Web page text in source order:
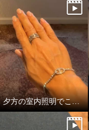
夕方の室内照明でこの煌めき…！